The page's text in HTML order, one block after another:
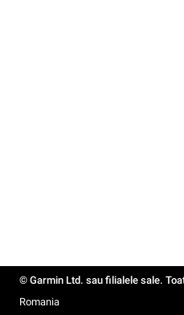
© Garmin Ltd. sau filialele sale.
Romania